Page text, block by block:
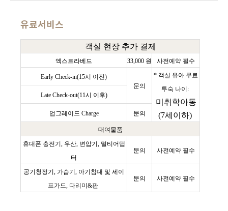
유료서비스
객실 현장 추가 결제
엑스트라베드 33,000 원 사전예약 필수
Early Check-in(15시 이전)
문의
* 객실 유아 무료
투숙 나이:
미취학아동
(7세이하)
Late Check-out(11시 이후)
업그레이드 Charge 문의
대여물품
휴대폰 충전기, 우산, 변압기, 멀티어댑
터
문의 사전예약 필수
공기청정기, 가습기, 아기침대 및 세이
프가드, 다리미&판
문의 사전예약 필수